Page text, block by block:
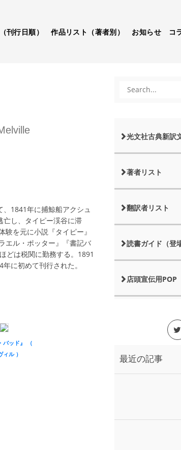
刊行日順） 作品リスト（著者別） お知らせ コ
1841年に捕鯨船アクシュ
亡し、タイピー渓谷に滞
を元に小説『タイピー』
エル・ポッター』『書記バ
どは税関に勤務する。1891
に初めて刊行された。
バッド』 （
ィル ）
光文社古典新訳
著者リスト
翻訳者リスト
読書ガイド（登
店頭宣伝用POP
最近の記事